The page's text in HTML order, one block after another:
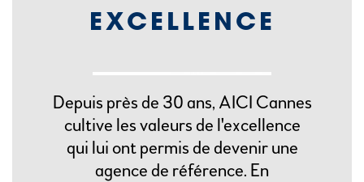
EXCELLENCE
Depuis près de 30 ans, AICI Cannes
cultive les valeurs de l'excellence
qui lui ont permis de devenir une
agence de référence. En